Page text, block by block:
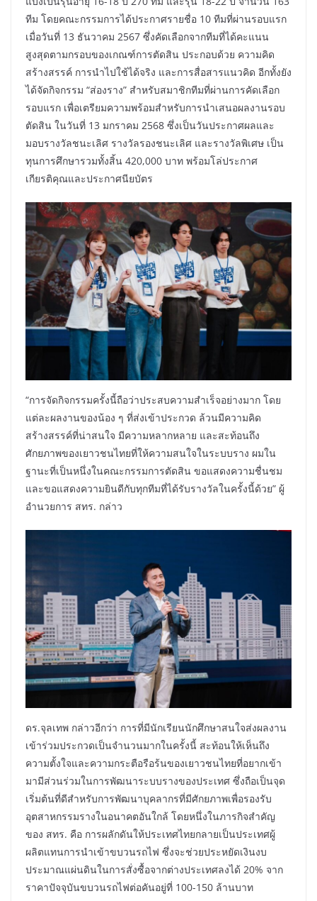
ทีม โดยคณะกรรมการได้ประกาศรายชื่อ 10 ทีมที่ผ่านรอบแรก
เมื่อวันที่ 13 ธันวาคม 2567 ซึ่งคัดเลือกจากทีมที่ได้คะแนน
สูงสุดตามกรอบของเกณฑ์การตัดสิน ประกอบด้วย ความคิด
สร้างสรรค์ การนำไปใช้ได้จริง และการสื่อสารแนวคิด อีกทั้งยัง
ได้จัดกิจกรรม “ส่องราง” สำหรับสมาชิกทีมที่ผ่านการคัดเลือก
รอบแรก เพื่อเตรียมความพร้อมสำหรับการนำเสนอผลงานรอบ
ตัดสิน ในวันที่ 13 มกราคม 2568 ซึ่งเป็นวันประกาศผลและ
มอบรางวัลชนะเลิศ รางวัลรองชนะเลิศ และรางวัลพิเศษ เป็น
ทุนการศึกษารวมทั้งสิ้น 420,000 บาท พร้อมโล่ประกาศ
เกียรติคุณและประกาศนียบัตร
“การจัดกิจกรรมครั้งนี้ถือว่าประสบความสำเร็จอย่างมาก โดย
แต่ละผลงานของน้อง ๆ ที่ส่งเข้าประกวด ล้วนมีความคิด
สร้างสรรค์ที่น่าสนใจ มีความหลากหลาย และสะท้อนถึง
ศักยภาพของเยาวชนไทยที่ให้ความสนใจในระบบราง ผมใน
ฐานะที่เป็นหนึ่งในคณะกรรมการตัดสิน ขอแสดงความชื่นชม
และขอแสดงความยินดีกับทุกทีมที่ได้รับรางวัลในครั้งนี้ด้วย” ผู้
อำนวยการ สทร. กล่าว
ดร.จุลเทพ กล่าวอีกว่า การที่มีนักเรียนนักศึกษาสนใจส่งผลงาน
เข้าร่วมประกวดเป็นจำนวนมากในครั้งนี้ สะท้อนให้เห็นถึง
ความตั้งใจและความกระตือรือร้นของเยาวชนไทยที่อยากเข้า
มามีส่วนร่วมในการพัฒนาระบบรางของประเทศ ซึ่งถือเป็นจุด
เริ่มต้นที่ดีสำหรับการพัฒนาบุคลากรที่มีศักยภาพเพื่อรองรับ
อุตสาหกรรมรางในอนาคตอันใกล้ โดยหนึ่งในภารกิจสำคัญ
ของ สทร. คือ การผลักดันให้ประเทศไทยกลายเป็นประเทศผู้
ผลิตแทนการนำเข้าขบวนรถไฟ ซึ่งจะช่วยประหยัดเงินงบ
ประมาณแผ่นดินในการสั่งซื้อจากต่างประเทศลงได้ 20% จาก
ราคาปัจจุบันขบวนรถไฟต่อคันอยู่ที่ 100-150 ล้านบาท